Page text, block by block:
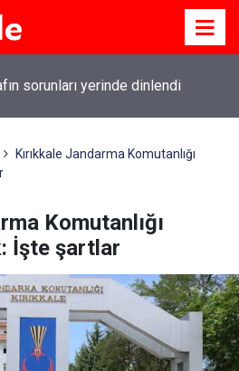
sorunları yerinde dinlendi
Kırıkkale Jandarma Komutanlığı
Komutanlığı
İşte şartlar